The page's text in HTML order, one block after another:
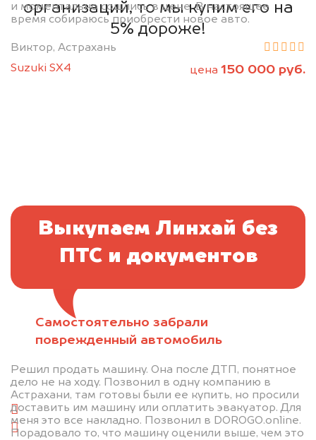
и моментально сошлись в цене. В настоящее
время собираюсь приобрести новое авто.
Виктор, Астрахань
Suzuki SX4
цена 150 000 руб.
Самостоятельно забрали
поврежденный автомобиль
Решил продать машину. Она после ДТП, понятное
дело не на ходу. Позвонил в одну компанию в
Астрахани, там готовы были ее купить, но просили
доставить им машину или оплатить эвакуатор. Для
меня это все накладно. Позвонил в DOROGO.online.
Порадовало то, что машину оценили выше, чем это
организаций, то мы купим его на
5% дороже!
Выкупаем Линхай без
ПТС и документов
Отправьте фотографии автомобиля — через
1. Сфотографируйте машину:
спереди
сзади